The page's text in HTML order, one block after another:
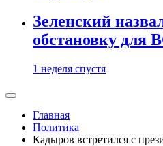
Зеленский
обстановку для
1 неделя спустя
Главная
Политика
Кадыров встретился с